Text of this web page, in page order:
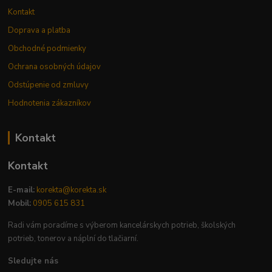
Kontakt
Doprava a platba
Obchodné podmienky
Ochrana osobných údajov
Odstúpenie od zmluvy
Hodnotenia zákazníkov
Kontakt
Kontakt
E-mail: korekta@korekta.sk
Mobil: 0905 615 831
Radi vám poradíme s výberom kancelárskych potrieb, školských
potrieb, tonerov a náplní do tlačiarní.
Sledujte nás